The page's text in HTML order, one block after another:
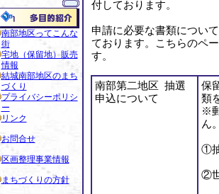
南部地区ってこんな
街
宅地（保留地）販売
情報
結城南部地区のまち
づくり
プライバシーポリシ
ー
リンク
お問合せ
区画整理事業情報
まちづくりの方針
付しております。
申請に必要な書類につい
ております。こちらのペ
す。
南部第二地区 抽選
申込について
保
類
※
ん
①
②